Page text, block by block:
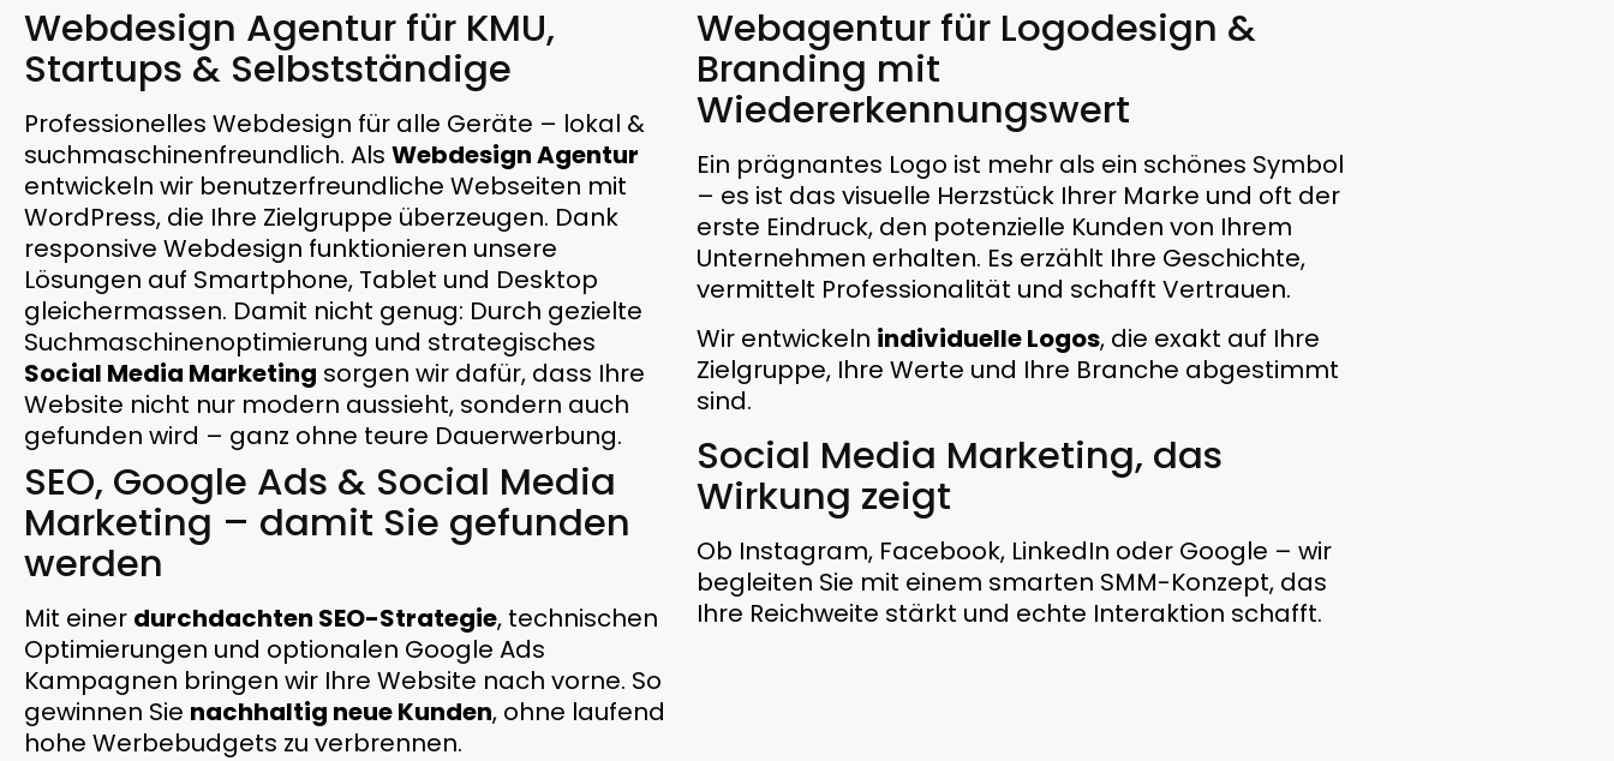
Webdesign Agentur für KMU,
Startups & Selbstständige
Professionelles Webdesign für alle Geräte – lokal &
suchmaschinenfreundlich. Als Webdesign Agentur
entwickeln wir benutzerfreundliche Webseiten mit
WordPress, die Ihre Zielgruppe überzeugen. Dank
responsive Webdesign funktionieren unsere
Lösungen auf Smartphone, Tablet und Desktop
gleichermassen. Damit nicht genug: Durch gezielte
Suchmaschinenoptimierung und strategisches
Social Media Marketing sorgen wir dafür, dass Ihre
Website nicht nur modern aussieht, sondern auch
gefunden wird – ganz ohne teure Dauerwerbung.
SEO, Google Ads & Social Media
Marketing – damit Sie gefunden
werden
Mit einer durchdachten SEO-Strategie, technischen
Optimierungen und optionalen Google Ads
Kampagnen bringen wir Ihre Website nach vorne. So
gewinnen Sie nachhaltig neue Kunden, ohne laufend
hohe Werbebudgets zu verbrennen.
Webagentur für Logodesign &
Branding mit
Wiedererkennungswert
Ein prägnantes Logo ist mehr als ein schönes Symbol
– es ist das visuelle Herzstück Ihrer Marke und oft der
erste Eindruck, den potenzielle Kunden von Ihrem
Unternehmen erhalten. Es erzählt Ihre Geschichte,
vermittelt Professionalität und schafft Vertrauen.
Wir entwickeln individuelle Logos, die exakt auf Ihre
Zielgruppe, Ihre Werte und Ihre Branche abgestimmt
sind.
Social Media Marketing, das
Wirkung zeigt
Ob Instagram, Facebook, LinkedIn oder Google – wir
begleiten Sie mit einem smarten SMM-Konzept, das
Ihre Reichweite stärkt und echte Interaktion schafft.